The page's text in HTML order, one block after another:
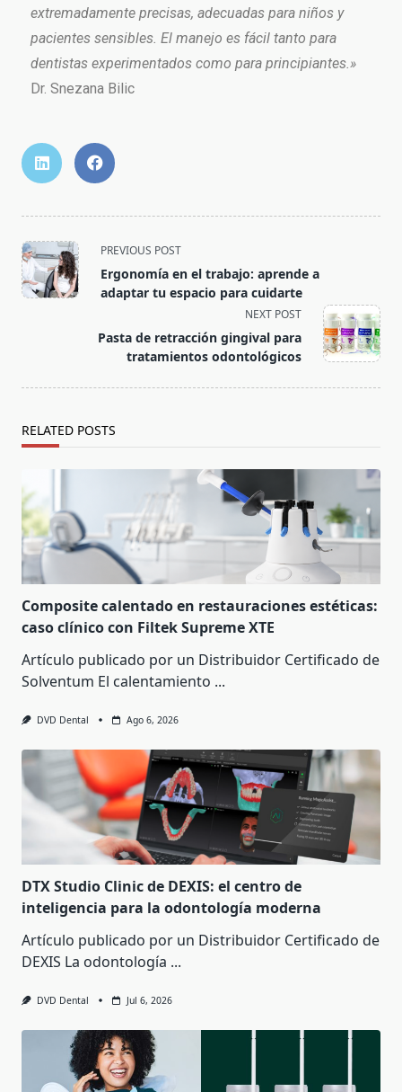
extremadamente precisas, adecuadas para niños y
pacientes sensibles. El manejo es fácil tanto para
dentistas experimentados como para principiantes.»
Dr. Snezana Bilic
PREVIOUS POST
Ergonomía en el trabajo: aprende a
adaptar tu espacio para cuidarte
NEXT POST
Pasta de retracción gingival para
tratamientos odontológicos
RELATED POSTS
Composite calentado en restauraciones estéticas:
caso clínico con Filtek Supreme XTE
Artículo publicado por un Distribuidor Certificado de
Solventum El calentamiento ...
DVD Dental Ago 6, 2026
DTX Studio Clinic de DEXIS: el centro de
inteligencia para la odontología moderna
Artículo publicado por un Distribuidor Certificado de
DEXIS La odontología ...
DVD Dental Jul 6, 2026